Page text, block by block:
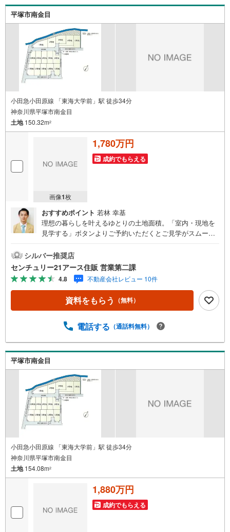
るだけで、支払い総額に大きな変化が生じます。取引の多
い弊社は金融機関の特色、傾向、トレンドを熟知しており
ますので、お客様のニーズにあった金融機関をご紹介させ
て頂きます。
平塚市南金目
小田急小田原線 「東海大学前」駅 徒歩34分
神奈川県平塚市南金目
土地150.32m2
画像1枚
1,780万円
成約でもらえる
おすすめポイント 若林 幸基
理想の暮らしを叶えるゆとりの土地面積。「室内・現地を
見学する」ボタンよりご予約いただくとご見学がスムーズ
センチュリオン獲得店舗◆全国約970店舗あるセンチュリー
21のお店。その中でも、アメリカ本部が設ける一定基準を
満たした、上位4％しか受賞できない賞。それが「センチュ
リオン」です。弊社はそのセンチュリオンを2002年から欠
かすことなく取り続けております。◆住宅ローン相談会◆
お客様にあった無理のない住宅ローンの試算やご購入の際
お買い物になりますので、しっかりとした資金計画のアド
金額を長期間で返済する住宅ローンは優遇金利が0.1％変わ
るだけで、支払い総額に大きな変化が生じます。取引の多
い弊社は金融機関の特色、傾向、トレンドを熟知しており
ますので、お客様のニーズにあった金融機関をご紹介させ
て頂きます。
シルバー推奨店
センチュリー21アース住販 営業第二課
4.8 不動産会社レビュー 10件
資料をもらう （無料）
電話する （通話料無料）
平塚市南金目
小田急小田原線 「東海大学前」駅 徒歩34分
神奈川県平塚市南金目
土地154.08m2
1,880万円
成約でもらえる